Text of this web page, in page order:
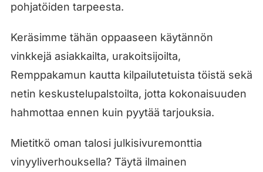
pohjatöiden tarpeesta.
Keräsimme tähän oppaaseen käytännön
vinkkejä asiakkailta, urakoitsijoilta,
Remppakamun kautta kilpailutetuista töistä sekä
netin keskustelupalstoilta, jotta kokonaisuuden
hahmottaa ennen kuin pyytää tarjouksia.
Mietitkö oman talosi julkisivuremonttia
vinyyliverhouksella? Täytä ilmainen